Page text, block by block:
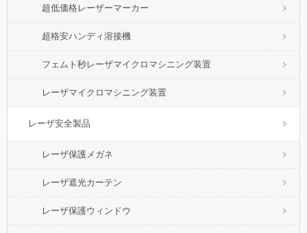
超低価格レーザーマーカー
超格安ハンディ溶接機
フェムト秒レーザマイクロマシニング装置
レーザマイクロマシニング装置
レーザ安全製品
レーザ保護メガネ
レーザ遮光カーテン
レーザ保護ウィンドウ